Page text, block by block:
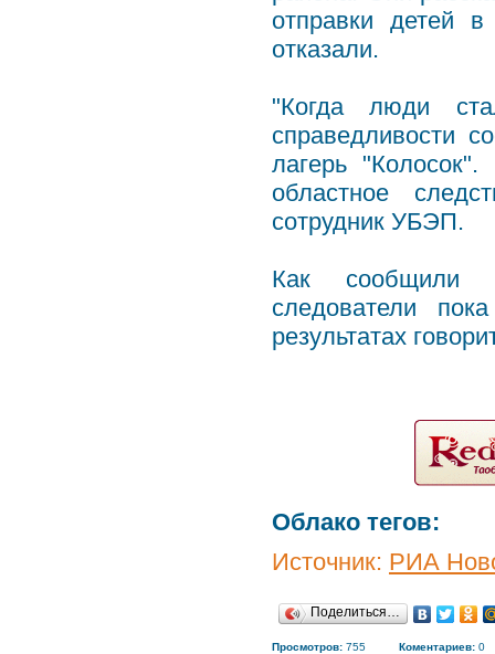
отправки детей
отказали.
"Когда люди
справедливости
лагерь
областное
сотрудник УБЭП.
Как сообщили
следователи
результатах
Облако тегов:
Источник: РИА
Поделиться…
Просмотров: 755 Коментариев: 0